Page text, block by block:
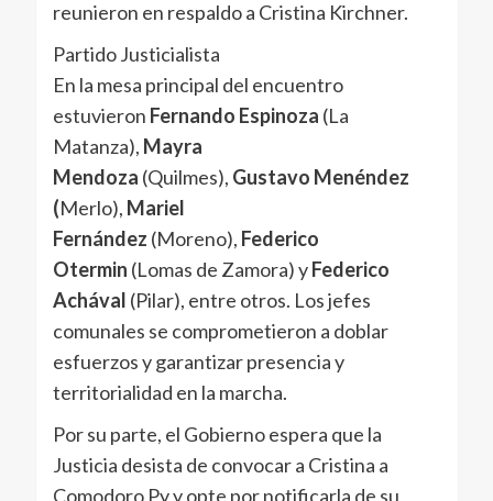
reunieron en respaldo a Cristina Kirchner.
Partido Justicialista
En la mesa principal del encuentro
estuvieron Fernando Espinoza (La
Matanza), Mayra
Mendoza (Quilmes), Gustavo Menéndez
(Merlo), Mariel
Fernández (Moreno), Federico
Otermin (Lomas de Zamora) yFederico
Achával (Pilar), entre otros. Los jefes
comunales se comprometieron a doblar
esfuerzos y garantizar presencia y
territorialidad en la marcha.
Por su parte, el Gobierno espera que la
Justicia desista de convocar a Cristina a
Comodoro Py y opte por notificarla de su